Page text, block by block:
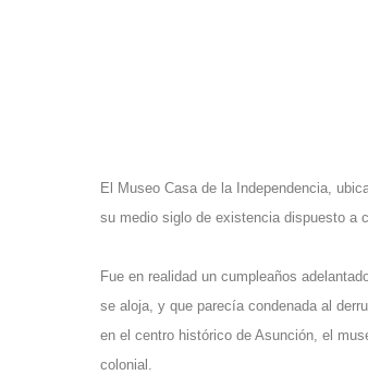
El Museo Casa de la Independencia,
su medio siglo de existencia dispuesto a
Fue en realidad un cumpleaños
se aloja, y que parecía condenada al
en el centro histórico de Asunción, el
colonial.